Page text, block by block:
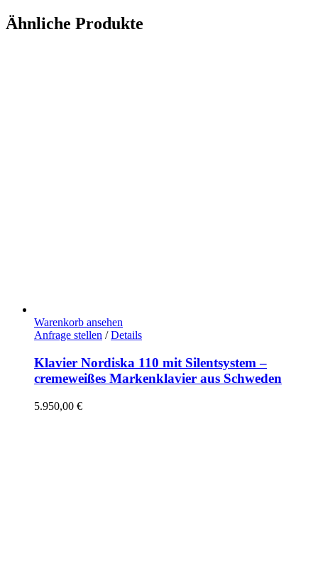
Ähnliche Produkte
Warenkorb ansehen
Anfrage stellen / Details
Klavier Nordiska 110 mit Silentsystem –
cremeweißes Markenklavier aus Schweden
5.950,00 €